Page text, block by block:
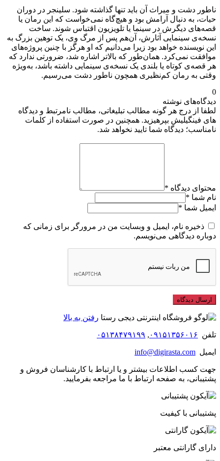
ناطور دشت و میراث آن باید تنها گذاشته شود. سلینجر در دوران
حیات، به دنبال آرامش بود و هیچ‌گاه نمی‌خواست که این رمان یا
قصه‌های دیگرش در سینما یا تلویزیون اقتباس شوند. ساخت
نسخه‌ی سینمایی آثارش، آن‌هم پس از مرگ وی، یک توهین بزرگ به
این نویسنده خواهد بود زیرا می‌دانیم که او هرگز با چنین پروژه‌های
موافقت نمی‌کرد. همان‌طور که بالاتر اشاره شد، ضرورتی ندارد که
هر قصه‌ی کوتاه یا بلندی یک نسخه‌ی سینمایی داشته باشد، به‌ویژه
وقتی به رمان کم‌نظیری همچون ناطور دشت می‌رسیم.
0
دیدگاه‌های نوشته
لطفا از درج هر گونه مطالب تبلیغاتی، مطالب نامرتبط و دیدگاه
های فینگیلیش بپرهیزید. همچنین در صورت استفاده از کلمات
نامناسب؛ دیدگاه شما تایید نخواهد شد.
محتوای دیدگاه *
نام شما *
ایمیل شما *
ذخیره نام، ایمیل و وبسایت من در مرورگر برای زمانی که
دوباره دیدگاهی می‌نویسم.
رفتن به بالا
تلفن ۰۹۱۵۱۳۵۶۰۱۶ , ۰۵۱۳۸۴۷۹۱۹۹
ایمیل info@digirasta.com
جهت کسب اطلاعات بیشتر و یا ارتباط با کارشناسان فروش و
پشتیبانی، به صفحه ارتباط با ما مراجعه بفرمایید.
پشتیبانی با کیفیت
دارای گارانتی معتبر